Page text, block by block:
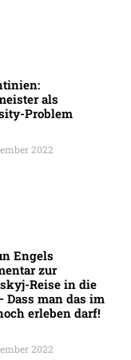
als
Problem
2022
Engels
zur
Reise in die
Dass man das im
erleben darf!
2022